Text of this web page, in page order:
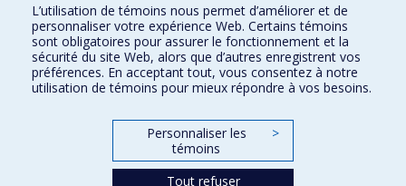
L’utilisation de témoins nous permet d’améliorer et de
personnaliser votre expérience Web. Certains témoins
sont obligatoires pour assurer le fonctionnement et la
sécurité du site Web, alors que d’autres enregistrent vos
préférences. En acceptant tout, vous consentez à notre
utilisation de témoins pour mieux répondre à vos besoins.
Personnaliser les
témoins
>
Tout refuser